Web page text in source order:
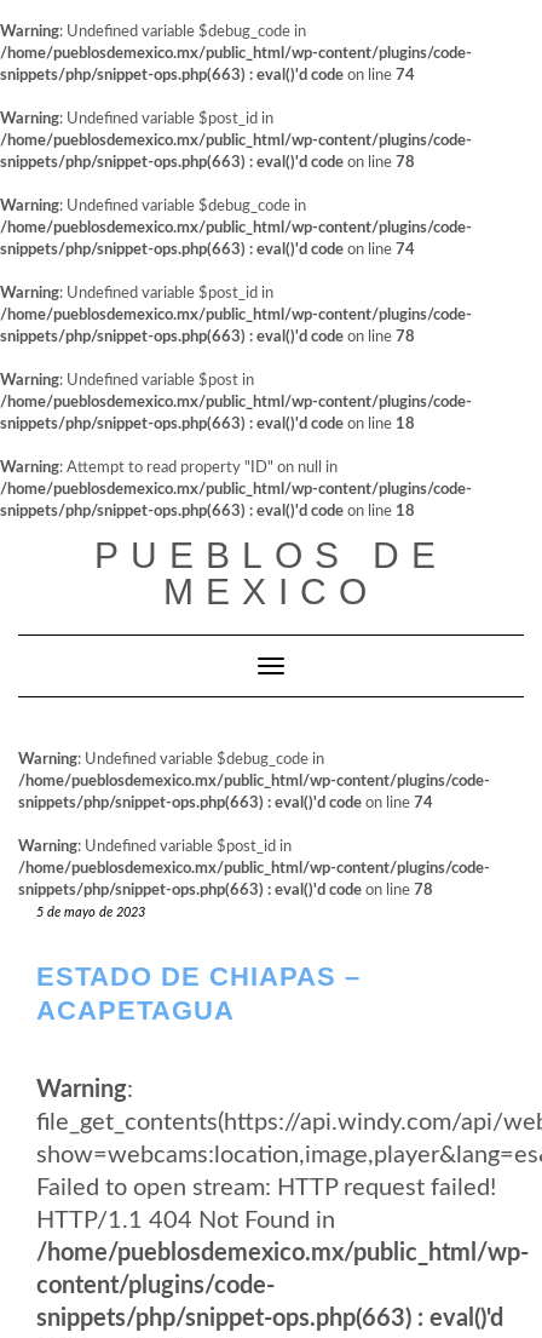
Warning: Undefined variable $debug_code in
/home/pueblosdemexico.mx/public_html/wp-content/plugins/code-
snippets/php/snippet-ops.php(663) : eval()'d code on line 74
Warning: Undefined variable $post_id in
/home/pueblosdemexico.mx/public_html/wp-content/plugins/code-
snippets/php/snippet-ops.php(663) : eval()'d code on line 78
Warning: Undefined variable $debug_code in
/home/pueblosdemexico.mx/public_html/wp-content/plugins/code-
snippets/php/snippet-ops.php(663) : eval()'d code on line 74
Warning: Undefined variable $post_id in
/home/pueblosdemexico.mx/public_html/wp-content/plugins/code-
snippets/php/snippet-ops.php(663) : eval()'d code on line 78
Warning: Undefined variable $post in
/home/pueblosdemexico.mx/public_html/wp-content/plugins/code-
snippets/php/snippet-ops.php(663) : eval()'d code on line 18
Warning: Attempt to read property "ID" on null in
/home/pueblosdemexico.mx/public_html/wp-content/plugins/code-
snippets/php/snippet-ops.php(663) : eval()'d code on line 18
PUEBLOS DE
MEXICO
Cambiar modo de navegación
Warning: Undefined variable $debug_code in
/home/pueblosdemexico.mx/public_html/wp-content/plugins/code-
snippets/php/snippet-ops.php(663) : eval()'d code on line 74
Warning: Undefined variable $post_id in
/home/pueblosdemexico.mx/public_html/wp-content/plugins/code-
snippets/php/snippet-ops.php(663) : eval()'d code on line 78
5 de mayo de 2023
ESTADO DE CHIAPAS –
ACAPETAGUA
Warning:
file_get_contents(https://api.windy.com/api/
Failed to open stream: HTTP request failed!
HTTP/1.1 404 Not Found in
/home/pueblosdemexico.mx/public_html/wp-
content/plugins/code-
snippets/php/snippet-ops.php(663) : eval()'d